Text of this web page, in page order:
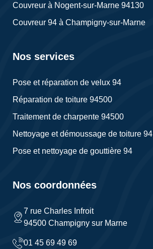
Couvreur à Nogent-sur-Marne 94130
Couvreur 94 à Champigny-sur-Marne
Nos services
Pose et réparation de velux 94
Réparation de toiture 94500
Traitement de charpente 94500
Nettoyage et démoussage de toiture 94
Pose et nettoyage de gouttière 94
Nos coordonnées
7 rue Charles Infroit
94500 Champigny sur Marne
01 45 69 49 69